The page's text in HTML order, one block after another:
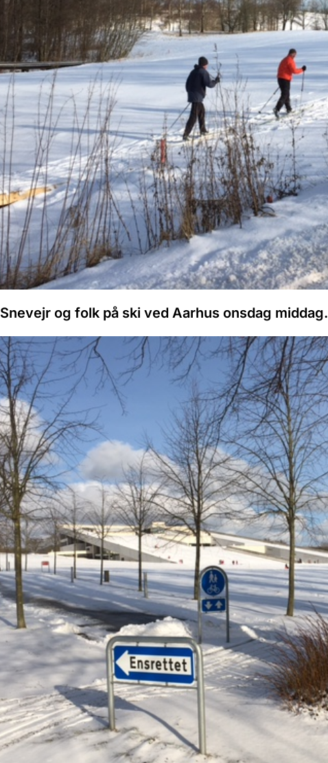
Snevejr og folk på ski ved Aarhus onsdag middag.